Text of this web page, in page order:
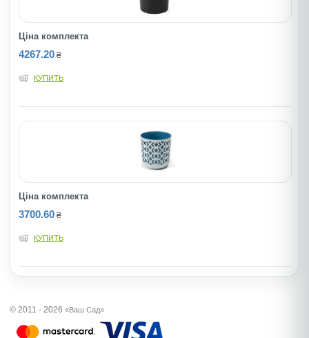
Ціна комплекта
4267.20 ₴
КУПИТЬ
Ціна комплекта
3700.60 ₴
КУПИТЬ
© 2011 - 2026 «Ваш Сад»